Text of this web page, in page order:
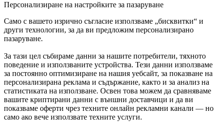
Персонализиране на настройките за пазаруване
Само с вашето изрично съгласие използваме „бисквитки“ и
други технологии, за да ви предложим персонализирано
пазаруване.
За тази цел събираме данни за нашите потребители, тяхното
поведение и използваните устройства. Тези данни използваме
за постоянно оптимизиране на нашия уебсайт, за показване на
персонализирана реклама и съдържание, както и за анализ на
статистиката на използване. Освен това можем да сравняваме
вашите криптирани данни с външни доставчици и да ви
показваме оферти чрез техните онлайн рекламни канали — но
само ако вече използвате техните услуги.